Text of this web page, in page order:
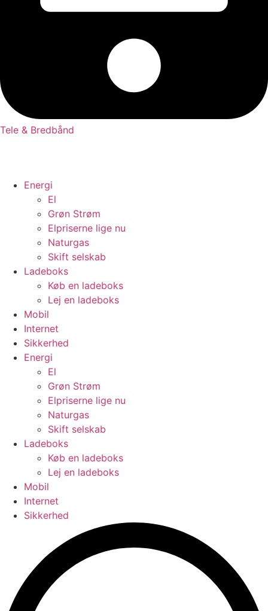
Tele & Bredbånd
Energi
El
Grøn Strøm
Elpriserne lige nu
Naturgas
Skift selskab
Ladeboks
Køb en ladeboks
Lej en ladeboks
Mobil
Internet
Sikkerhed
Energi
El
Grøn Strøm
Elpriserne lige nu
Naturgas
Skift selskab
Ladeboks
Køb en ladeboks
Lej en ladeboks
Mobil
Internet
Sikkerhed